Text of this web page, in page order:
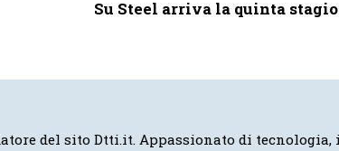
Su Steel arriva la quinta
del sito Dtti.it. Appassionato di tecnologia,